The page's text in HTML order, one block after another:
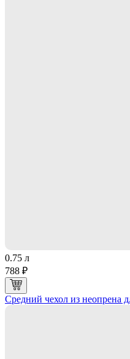
0.75 л
788 ₽
Средний чехол из неопрена